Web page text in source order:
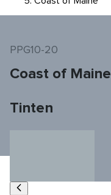
PPG10-20
Coast of Maine
Tinten